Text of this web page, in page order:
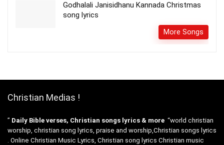
Godhalali Janisidhanu Kannada Christmas
song lyrics
More Songs
Christian Medias !
” Daily Bible verses, Christian songs lyrics & more “world christian
worship, christian song lyrics, praise and worship,Christian songs lyrics
. Online Christian Music Lyrics, Christian song lyrics Christian music